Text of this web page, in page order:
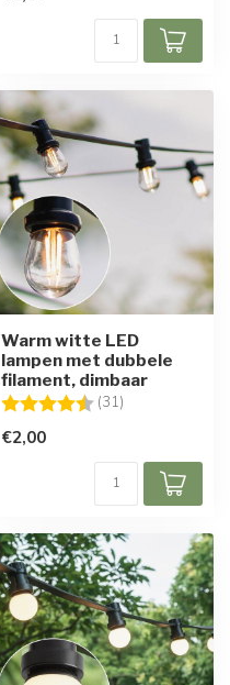
Warm witte LED
lampen met dubbele
filament, dimbaar
Beoordeling: (31)
€2,00